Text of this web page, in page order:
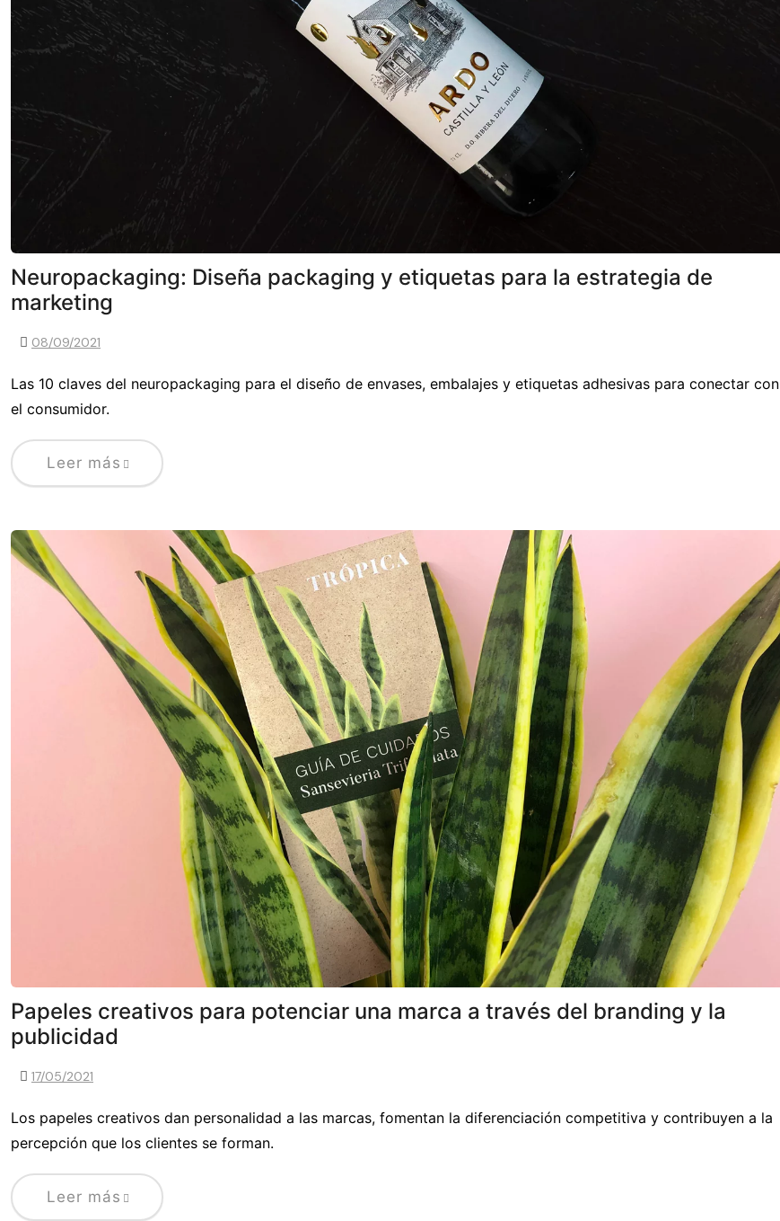
Neuropackaging: Diseña packaging y etiquetas para la estrategia de
marketing
08/09/2021
Las 10 claves del neuropackaging para el diseño de envases, embalajes y etiquetas adhesivas para conectar con
el consumidor.
Leer más
Papeles creativos para potenciar una marca a través del branding y la
publicidad
17/05/2021
Los papeles creativos dan personalidad a las marcas, fomentan la diferenciación competitiva y contribuyen a la
percepción que los clientes se forman.
Leer más